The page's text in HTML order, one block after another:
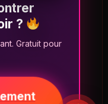
?
Gratuit pour